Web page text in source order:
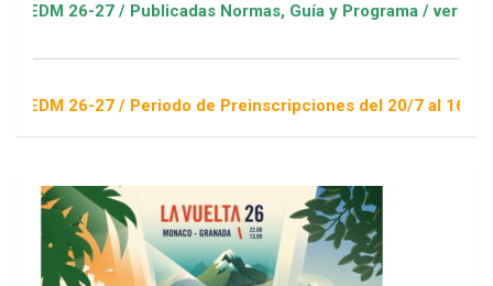
27 / Publicadas Normas, Guía y Programa / ver Escuelas
27 / Periodo de Preinscripciones del 20/7 al 16/8 / Sorteo